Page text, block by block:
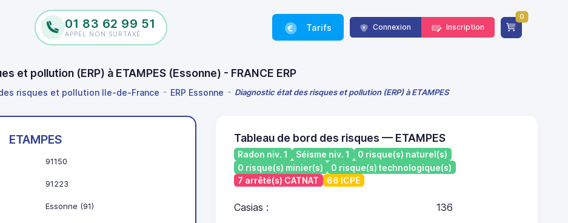
01 83 62 99 51
APPEL NON SURTAXÉ
Tarifs Connexion Inscription
0
et pollution (ERP) à ETAMPES (Essonne) - FRANCE ERP
risques et pollution Ile-de-France ERP Essonne Diagnostic état des risques et pollution (ERP) à ETAMPES
ETAMPES
91150
91223
Essonne (91)
Tableau de bord des risques — ETAMPES
Radon niv. 1 Séisme niv. 1
0 risque(s) naturel(s)
0 risque(s) minier(s)
0 risque(s) technologique(s)
7 arrêté(s) CATNAT
66 ICPE
Casias : 136